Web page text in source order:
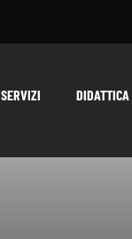
SERVIZI DIDATTICA